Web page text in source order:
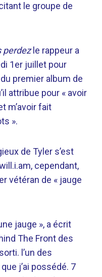
le groupe de
perdezle rappeur a
1er juillet pour
premier album de
attribue pour « avoir
m’avoir fait
».
de Tyler s’est
cependant,
vétéran de « jauge
jauge », a écrit
The Front des
l’un des
j’ai possédé. 7